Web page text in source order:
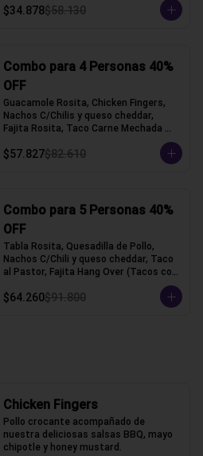
$34.878$58.130
Combo para 4 Personas 40%
OFF
Guacamole Rosita, Chicken Fingers,
Nachos C/Chilis y queso cheddar,
Fajita Rosita, Taco Carne Mechada
$57.827$82.610
Combo para 5 Personas 40%
OFF
Tabla Rosita, Quesadilla de Pollo,
Nachos C/Chili y queso cheddar, Taco
al Pastor, Fajita Hang Over (Tacos con
$64.260$91.800
Chicken Fingers
Pollo crocante acompañado de
nuestra deliciosas salsas BBQ, mayo
chipotle y honey mustard.